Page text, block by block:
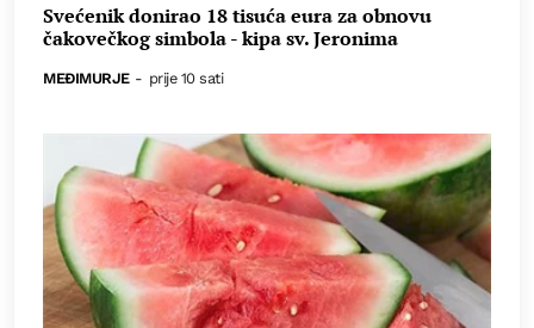
Svećenik donirao 18 tisuća eura za obnovu
čakovečkog simbola - kipa sv. Jeronima
MEĐIMURJE - prije 10 sati